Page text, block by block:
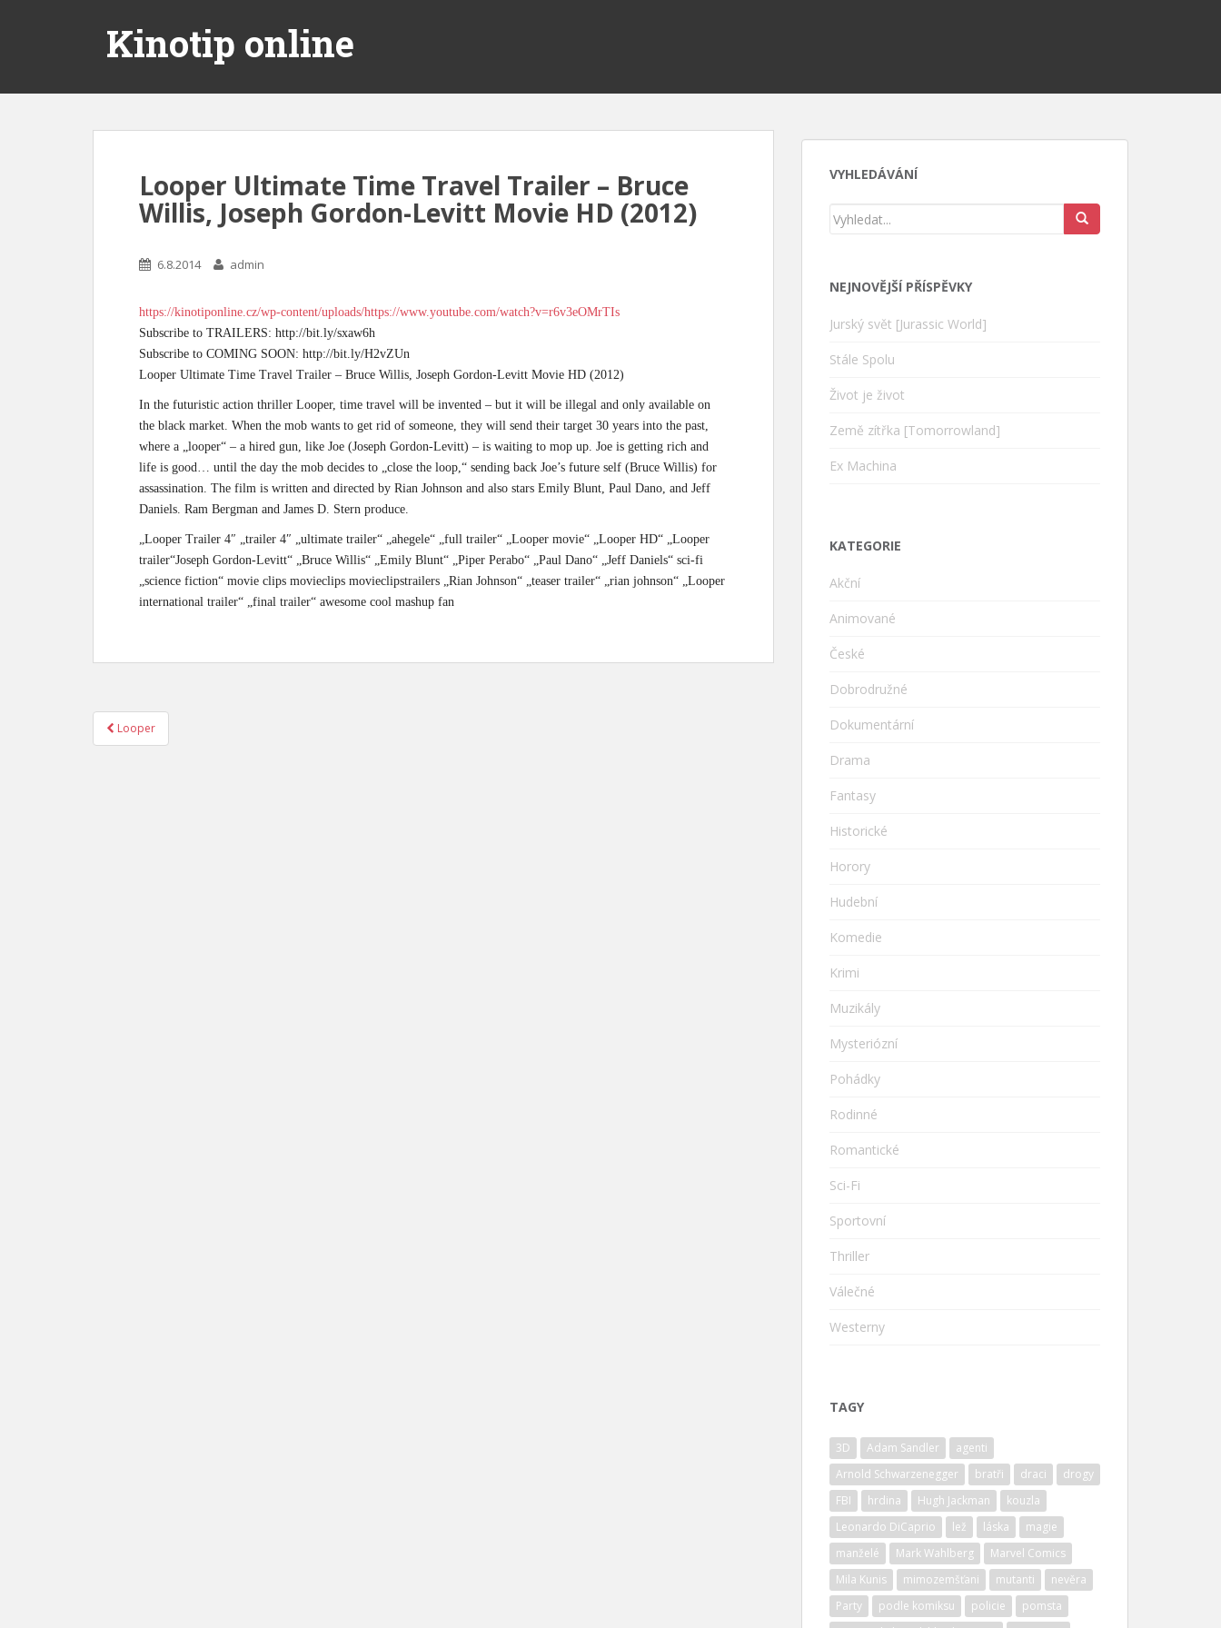
Kinotip online
Looper Ultimate Time Travel Trailer – Bruce
Willis, Joseph Gordon-Levitt Movie HD (2012)
6.8.2014 admin
https://kinotiponline.cz/wp-content/uploads/https://www.youtube.com/watch?v=r6v3eOMrTIs
Subscribe to TRAILERS: http://bit.ly/sxaw6h
Subscribe to COMING SOON: http://bit.ly/H2vZUn
Looper Ultimate Time Travel Trailer – Bruce Willis, Joseph Gordon-Levitt Movie HD (2012)
In the futuristic action thriller Looper, time travel will be invented – but it will be illegal and only available on
the black market. When the mob wants to get rid of someone, they will send their target 30 years into the past,
where a „looper“ – a hired gun, like Joe (Joseph Gordon-Levitt) – is waiting to mop up. Joe is getting rich and
life is good… until the day the mob decides to „close the loop,“ sending back Joe’s future self (Bruce Willis) for
assassination. The film is written and directed by Rian Johnson and also stars Emily Blunt, Paul Dano, and Jeff
Daniels. Ram Bergman and James D. Stern produce.
„Looper Trailer 4″ „trailer 4″ „ultimate trailer“ „ahegele“ „full trailer“ „Looper movie“ „Looper HD“ „Looper
trailer“Joseph Gordon-Levitt“ „Bruce Willis“ „Emily Blunt“ „Piper Perabo“ „Paul Dano“ „Jeff Daniels“ sci-fi
„science fiction“ movie clips movieclips movieclipstrailers „Rian Johnson“ „teaser trailer“ „rian johnson“ „Looper
international trailer“ „final trailer“ awesome cool mashup fan
Post navigation
Looper
VYHLEDÁVÁNÍ
NEJNOVĚJŠÍ PŘÍSPĚVKY
Jurský svět [Jurassic World]
Stále Spolu
Život je život
Země zítřka [Tomorrowland]
Ex Machina
KATEGORIE
Akční
Animované
České
Dobrodružné
Dokumentární
Drama
Fantasy
Historické
Horory
Hudební
Komedie
Krimi
Muzikály
Mysteriózní
Pohádky
Rodinné
Romantické
Sci-Fi
Sportovní
Thriller
Válečné
Westerny
TAGY
3D Adam Sandler
agenti
Arnold Schwarzenegger
bratři draci
drogy
FBI
hrdina Hugh Jackman
kouzla
Leonardo DiCaprio
lež láska
magie
manželé
Mark Wahlberg
Marvel Comics
Mila Kunis
mimozemšťani mutanti
nevěra
Party
podle komiksu policie
pomsta